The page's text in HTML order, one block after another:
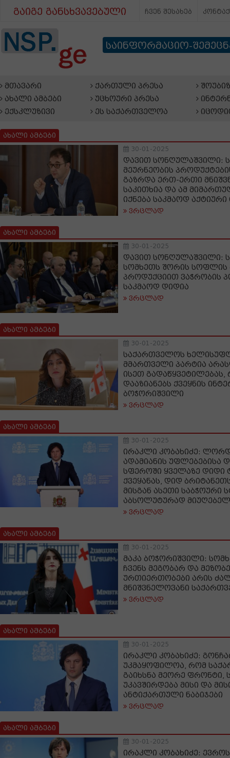
გაიგე განსხვავებული ჩვენ შესახებ
საინფორმაციო-
მთავარი
ახალი ამბები
ექსკლუზივი
ქართული პრესა
უცხოური პრესა
ეს საქართველოა
ახალი ამბები
30-01-2025
დავით სონღულაშვილი:
მეურნეობის
გაზრდა ერთ-ერთი
საკითხია და ამ
იქნება საკმაოდ
ვრცლად
ახალი ამბები
30-01-2025
დავით სონღულაშვილი:
სომხეთს შორის სოფლის
პროდუქციით ვაჭრობის
საკმაოდ დიდია
ვრცლად
ახალი ამბები
30-01-2025
საქართველოს
მმართველი პარტია
ისეთ
დააზიანებს ქვეყნის
ბოჭორიშვილი
ვრცლად
ახალი ამბები
30-01-2025
ირაკლი კობახიძე:
ადამიანის უფლებებისა
სფეროში ყველაზე დიდი
ქვეყანას, დიდ
მისგან ასეთი საბჭოური
აბსოლუტურად
ვრცლად
ახალი ამბები
30-01-2025
მაკა ბოჭორიშვილი:
ჩვენს მეგობარ და
ურთიერთობები არის
მნიშვნელოვანი
ვრცლად
ახალი ამბები
30-01-2025
ირაკლი კობახიძე:
უკმაყოფილოა, რომ
გაიხსნა მეორე ფრონტი,
უკავშირდება მისი და
ანტიქართული ნაბიჯები
ვრცლად
ახალი ამბები
30-01-2025
ირაკლი კობახიძე: